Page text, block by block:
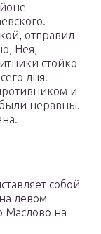
отправил
Нея,
стойко
дня.
и
неравны.
собой
левом
Маслово на